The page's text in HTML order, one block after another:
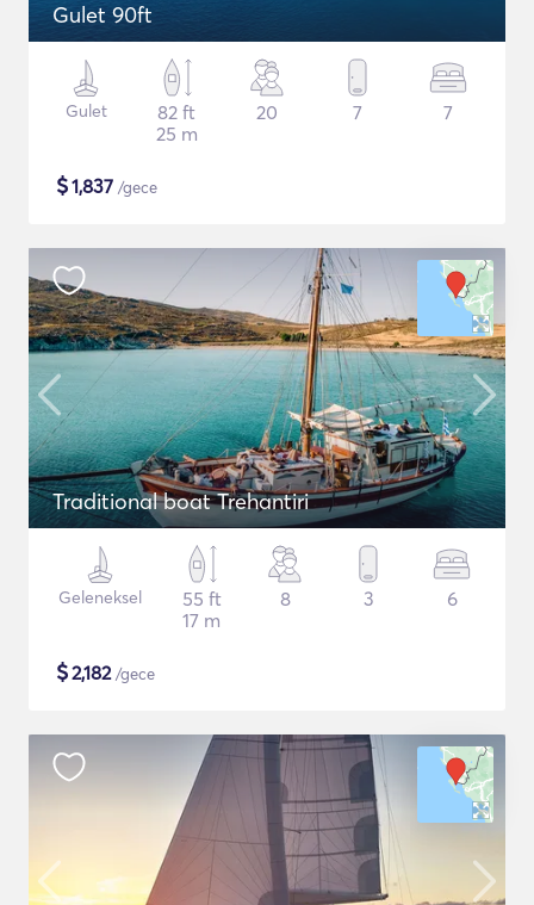
Gulet 90ft
Gulet
82 ft
25 m
20 7 7
$1,837 /gece
Traditional boat Trehantiri
Geleneksel
55 ft
17 m
8 3 6
$2,182/gece